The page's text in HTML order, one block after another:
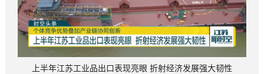
上半年江苏工业品出口表现亮眼 折射经济发展强大韧性